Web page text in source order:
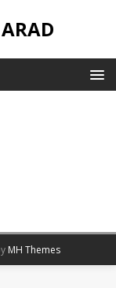
MH Themes